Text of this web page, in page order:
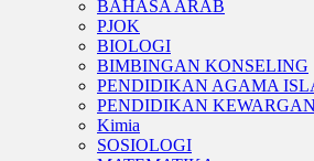
BAHASA ARAB
PJOK
BIOLOGI
BIMBINGAN KONSELING
PENDIDIKAN AGAMA
PENDIDIKAN
Kimia
SOSIOLOGI